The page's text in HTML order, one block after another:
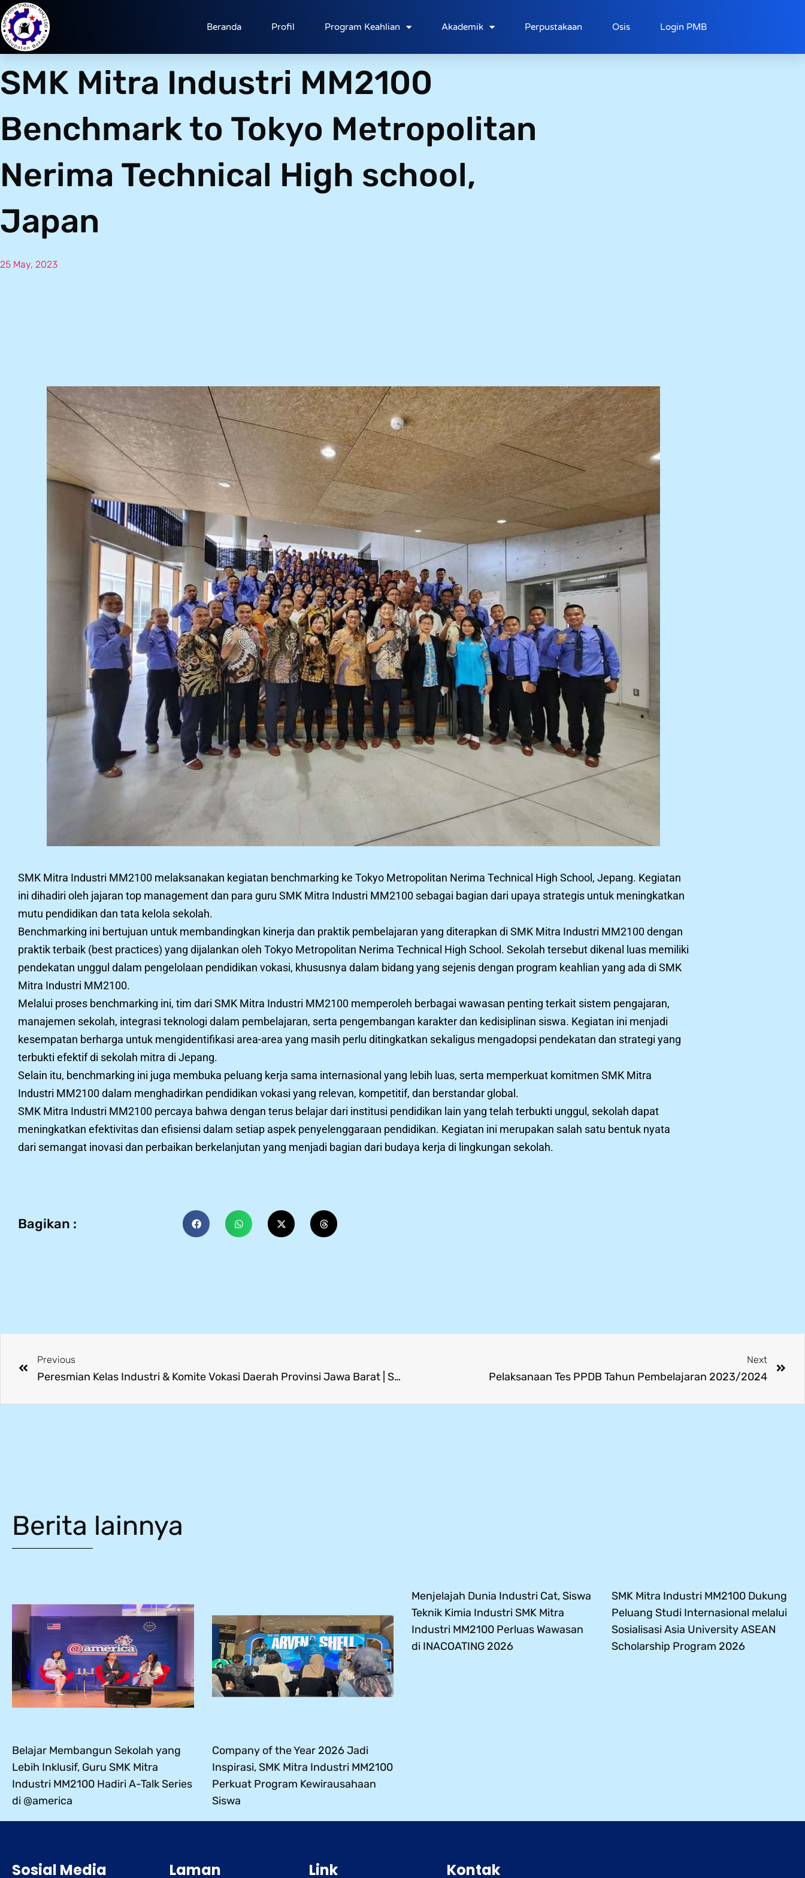
Beranda Profil Program Keahlian Akademik Perpustakaan Osis Login PMB
SMK Mitra Industri MM2100
Benchmark to Tokyo Metropolitan
Nerima Technical High school,
Japan
25 May, 2023
SMK Mitra Industri MM2100 melaksanakan kegiatan benchmarking ke Tokyo Metropolitan Nerima Technical High School, Jepang. Kegiatan
ini dihadiri oleh jajaran top management dan para guru SMK Mitra Industri MM2100 sebagai bagian dari upaya strategis untuk meningkatkan
mutu pendidikan dan tata kelola sekolah.
Benchmarking ini bertujuan untuk membandingkan kinerja dan praktik pembelajaran yang diterapkan di SMK Mitra Industri MM2100 dengan
praktik terbaik (best practices) yang dijalankan oleh Tokyo Metropolitan Nerima Technical High School. Sekolah tersebut dikenal luas memiliki
pendekatan unggul dalam pengelolaan pendidikan vokasi, khususnya dalam bidang yang sejenis dengan program keahlian yang ada di SMK
Mitra Industri MM2100.
Melalui proses benchmarking ini, tim dari SMK Mitra Industri MM2100 memperoleh berbagai wawasan penting terkait sistem pengajaran,
manajemen sekolah, integrasi teknologi dalam pembelajaran, serta pengembangan karakter dan kedisiplinan siswa. Kegiatan ini menjadi
kesempatan berharga untuk mengidentifikasi area-area yang masih perlu ditingkatkan sekaligus mengadopsi pendekatan dan strategi yang
terbukti efektif di sekolah mitra di Jepang.
Selain itu, benchmarking ini juga membuka peluang kerja sama internasional yang lebih luas, serta memperkuat komitmen SMK Mitra
Industri MM2100 dalam menghadirkan pendidikan vokasi yang relevan, kompetitif, dan berstandar global.
SMK Mitra Industri MM2100 percaya bahwa dengan terus belajar dari institusi pendidikan lain yang telah terbukti unggul, sekolah dapat
meningkatkan efektivitas dan efisiensi dalam setiap aspek penyelenggaraan pendidikan. Kegiatan ini merupakan salah satu bentuk nyata
dari semangat inovasi dan perbaikan berkelanjutan yang menjadi bagian dari budaya kerja di lingkungan sekolah.
Bagikan :
Previous
Peresmian Kelas Industri & Komite Vokasi Daerah Provinsi Jawa Barat | SMK Mitra Industri MM2100
Next
Pelaksanaan Tes PPDB Tahun Pembelajaran 2023/2024
Berita lainnya
Belajar Membangun Sekolah yang
Lebih Inklusif, Guru SMK Mitra
Industri MM2100 Hadiri A-Talk Series
di @america
Company of the Year 2026 Jadi
Inspirasi, SMK Mitra Industri MM2100
Perkuat Program Kewirausahaan
Siswa
Menjelajah Dunia Industri Cat, Siswa
Teknik Kimia Industri SMK Mitra
Industri MM2100 Perluas Wawasan
di INACOATING 2026
SMK Mitra Industri MM2100 Dukung
Peluang Studi Internasional melalui
Sosialisasi Asia University ASEAN
Scholarship Program 2026
Sosial Media Laman Link Kontak